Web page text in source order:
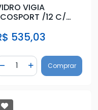
VIGIA
/12 C/
535,03
Diminuir Quantidade
AdicionarComprar